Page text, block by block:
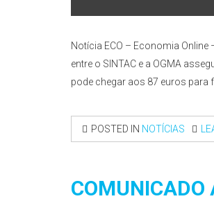
Notícia ECO – Economia
entre o SINTAC e a OGMA
pode chegar aos 87 euros para
POSTED IN NOTÍCIAS